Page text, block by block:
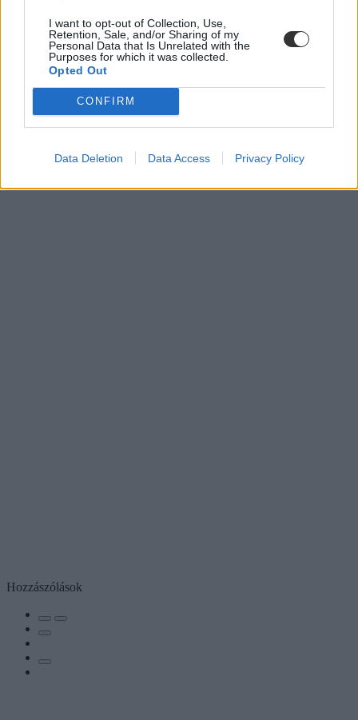
I want to opt-out of Collection, Use,
Retention, Sale, and/or Sharing of my
Personal Data that Is Unrelated with the
Purposes for which it was collected.
Opted Out
CONFIRM
Data Deletion Data Access Privacy Policy
Hozzászólások